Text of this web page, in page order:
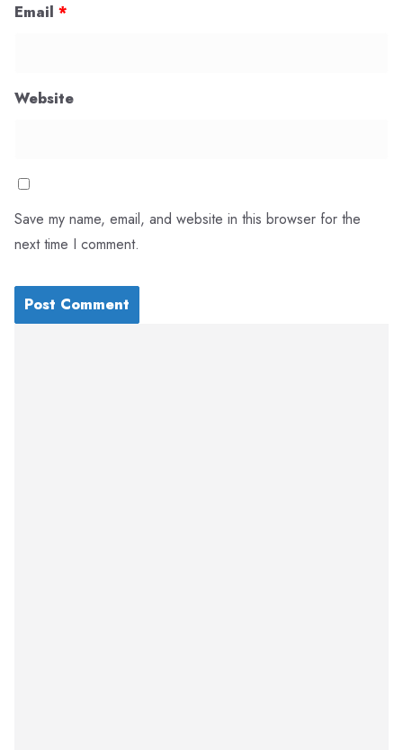
Email *
Website
Save my name, email, and website in this browser for the
next time I comment.